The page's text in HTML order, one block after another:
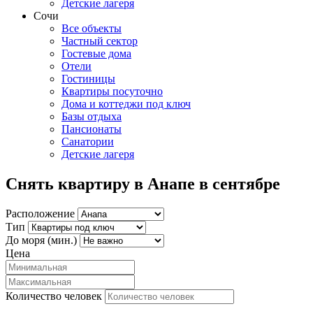
Детские лагеря
Сочи
Все объекты
Частный сектор
Гостевые дома
Отели
Гостиницы
Квартиры посуточно
Дома и коттеджи под ключ
Базы отдыха
Пансионаты
Санатории
Детские лагеря
Снять квартиру в Анапе в сентябре
Расположение
Тип
До моря (мин.)
Цена
Количество человек